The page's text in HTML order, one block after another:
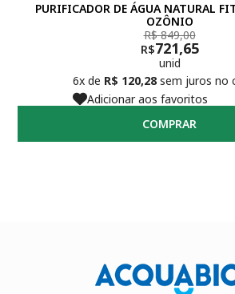
PURIFICADOR DE ÁGUA NATURAL
OZÔNIO
R$ 849,00
R$721,65
unid
6x de R$ 120,28sem juros no
Adicionar aos favoritos
COMPRAR